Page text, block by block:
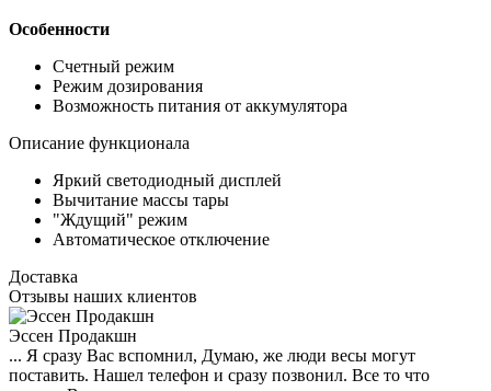
Особенности
Счетный режим
Режим дозирования
Возможность питания от аккумулятора
Описание функционала
Яркий светодиодный дисплей
Вычитание массы тары
"Ждущий" режим
Автоматическое отключение
Доставка
Отзывы наших клиентов
Эссен Продакшн
... Я сразу Вас вспомнил, Думаю, же люди весы могут
поставить. Нашел телефон и сразу позвонил. Все то что